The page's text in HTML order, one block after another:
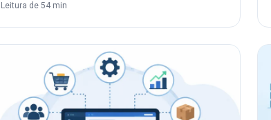
Leitura de 54 min